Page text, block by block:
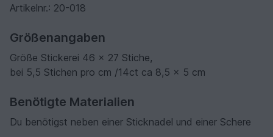
Artikelnr.: 20-018
Größenangaben
Größe Stickerei 46 x 27 Stiche,
bei 5,5 Stichen pro cm /14ct ca 8,5 x 5 cm
Benötigte Materialien
Du benötigst neben einer Sticknadel und einer Schere